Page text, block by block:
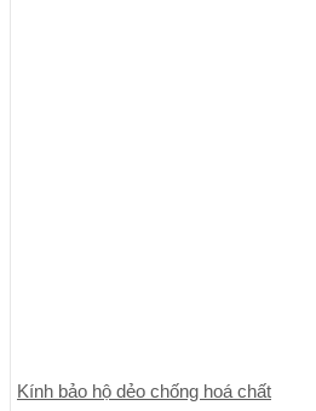
Kính bảo hộ dẻo chống hoá chất